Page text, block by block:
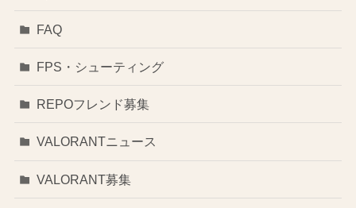
FAQ
FPS・シューティング
REPOフレンド募集
VALORANTニュース
VALORANT募集